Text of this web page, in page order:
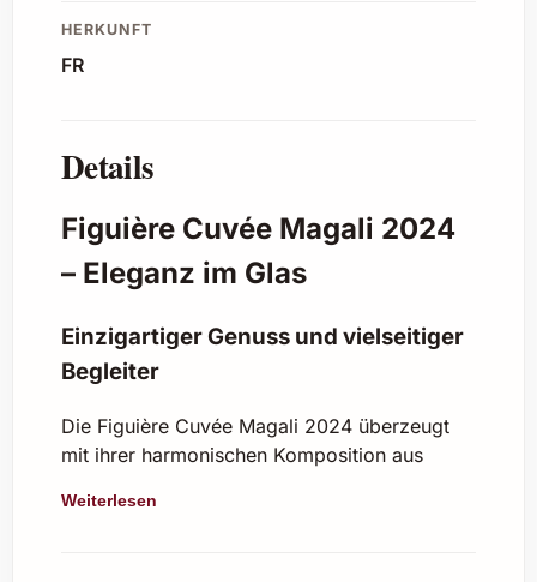
HERKUNFT
FR
Details
Figuière Cuvée Magali 2024
– Eleganz im Glas
Einzigartiger Genuss und vielseitiger
Begleiter
Die Figuière Cuvée Magali 2024 überzeugt
mit ihrer harmonischen Komposition aus
Finesse. Dieser Wein präsentiert eine
Weiterlesen